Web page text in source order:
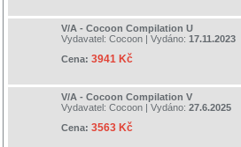
V/A - Cocoon Compilation U
Vydavatel: Cocoon | Vydáno: 17.11.2023
Cena: 3941 Kč
V/A - Cocoon Compilation V
Vydavatel: Cocoon | Vydáno: 27.6.2025
Cena: 3563 Kč